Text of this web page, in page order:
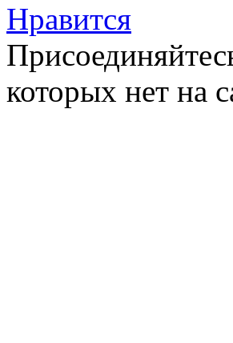
Нравится
которых нет на